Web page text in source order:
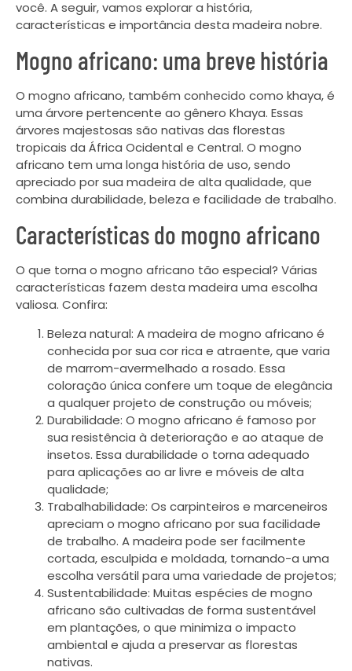
você. A seguir, vamos explorar a história,
características e importância desta madeira nobre.
Mogno africano: uma breve história
O mogno africano, também conhecido como khaya, é
uma árvore pertencente ao gênero Khaya. Essas
árvores majestosas são nativas das florestas
tropicais da África Ocidental e Central. O mogno
africano tem uma longa história de uso, sendo
apreciado por sua madeira de alta qualidade, que
combina durabilidade, beleza e facilidade de trabalho.
Características do mogno africano
O que torna o mogno africano tão especial? Várias
características fazem desta madeira uma escolha
valiosa. Confira:
Beleza natural: A madeira de mogno africano é
conhecida por sua cor rica e atraente, que varia
de marrom-avermelhado a rosado. Essa
coloração única confere um toque de elegância
a qualquer projeto de construção ou móveis;
Durabilidade: O mogno africano é famoso por
sua resistência à deterioração e ao ataque de
insetos. Essa durabilidade o torna adequado
para aplicações ao ar livre e móveis de alta
qualidade;
Trabalhabilidade: Os carpinteiros e marceneiros
apreciam o mogno africano por sua facilidade
de trabalho. A madeira pode ser facilmente
cortada, esculpida e moldada, tornando-a uma
escolha versátil para uma variedade de projetos;
Sustentabilidade: Muitas espécies de mogno
africano são cultivadas de forma sustentável
em plantações, o que minimiza o impacto
ambiental e ajuda a preservar as florestas
nativas.